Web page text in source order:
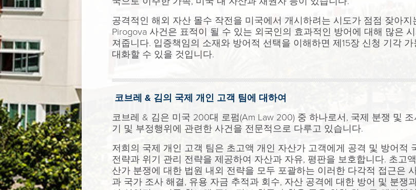
공격적인 해외 자산 몰수 작전을 미국에서 개시하려는 시도가 점점 잦아지
Pirogova 사건은 표적이 될 수 있는 외국인의 효과적인 방어에 대해 많은
져줍니다. 입증책임의 소재와 방어적 선택을 이해하면 제15장 신청 기각
대화할 수 있을 것입니다.
코브레 & 김의 국제 개인 고객 팀에 대하여
코브레 & 김은 미국 200대 로펌(Am Law 200) 중 하나로서, 국제 분쟁 및
기 및 부정행위에 관련한 사건을 전문적으로 다루고 있습니다.
저희의 국제 개인 고객 팀은 초고액 개인 자산가 고객에게 공격 및 방어적
전략과 위기 관리 전략을 제공하여 자산과 자유, 평판을 보호합니다. 초고
산가 분쟁에 대한 법원 내외 전략을 모두 포괄하는 이러한 다각적 접근은
과 국가 조사 해결, 유용 자금 추적과 회수, 자산 공격에 대한 방어 및 분쟁